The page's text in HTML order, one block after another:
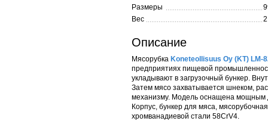
Размеры
Вес
Описание
Мясорубка Koneteollisuus Oy (KT) LM-
предприятиях пищевой
укладывают в загрузочный бункер.
Затем мясо захватывается шнеком,
механизму. Модель оснащена мощным
Корпус, бункер для мяса,
хромванадиевой стали 58CrV4.